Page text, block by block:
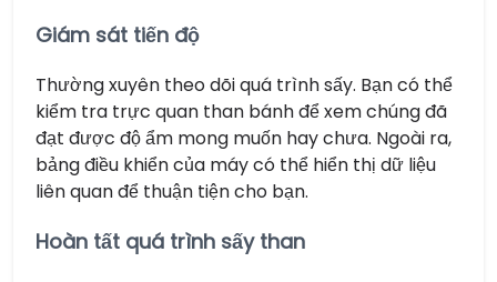
Giám sát tiến độ
Thường xuyên theo dõi quá trình sấy. Bạn có thể
kiểm tra trực quan than bánh để xem chúng đã
đạt được độ ẩm mong muốn hay chưa. Ngoài ra,
bảng điều khiển của máy có thể hiển thị dữ liệu
liên quan để thuận tiện cho bạn.
Hoàn tất quá trình sấy than